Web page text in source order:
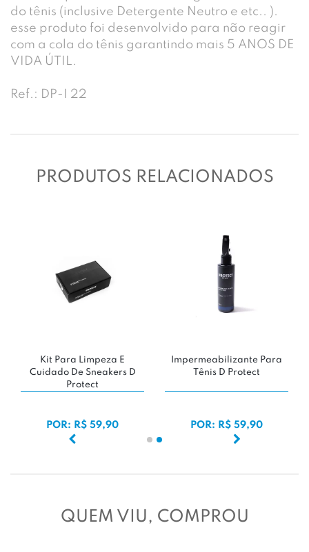
do tênis (inclusive Detergente Neutro e etc.. ).
esse produto foi desenvolvido para não reagir
com a cola do tênis garantindo mais 5 ANOS DE
VIDA ÚTIL.
Ref.: DP-I 22
PRODUTOS RELACIONADOS
Kit Para Limpeza E
Cuidado De Sneakers D
Protect
POR: R$ 59,90
Impermeabilizante Para
Tênis D Protect
POR: R$ 59,90
QUEM VIU, COMPROU